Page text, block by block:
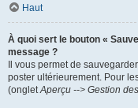
Haut
À quoi sert le bouton «
message ?
Il vous permet de
poster ultérieurement. Pour
(ongletAperçu --> Gestion